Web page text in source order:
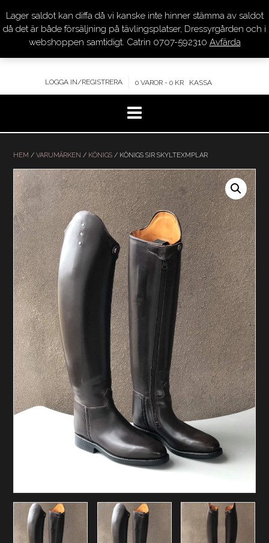
innehåll
DRESSYR.COM
KVALITET – KOMPETENS – SERVICE
LOGGA IN/REGISTRERA 0 VAROR - 0 KR KASSA
HEM / VARUMÄRKEN / KÖNIGS / KÖNIGS SIR SKYLTEXMPLAR
Lager saldot kan diffa då vi kanske inte hinner stämma av saldot
då det är både försäljning på tävlingsplatser, Dressyrgården och i
webshoppen samtidigt. Catrin 0707-592310 Avfärda